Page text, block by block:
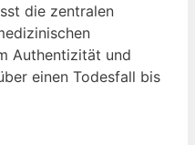
die zentralen
Authentizität und
einen Todesfall bis